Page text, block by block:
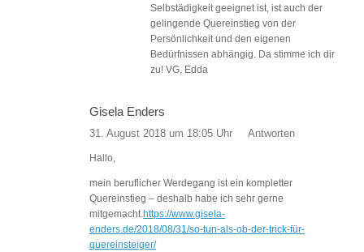
Selbstädigkeit geeignet ist, ist auch der
gelingende Quereinstieg von der
Persönlichkeit und den eigenen
Bedürfnissen abhängig. Da stimme ich dir
zu! VG, Edda
Gisela Enders
31. August 2018 um 18:05 Uhr Antworten
Hallo,
mein beruflicher Werdegang ist ein kompletter
Quereinstieg – deshalb habe ich sehr gerne
mitgemacht.https://www.gisela-
enders.de/2018/08/31/so-tun-als-ob-der-trick-für-
quereinsteiger/